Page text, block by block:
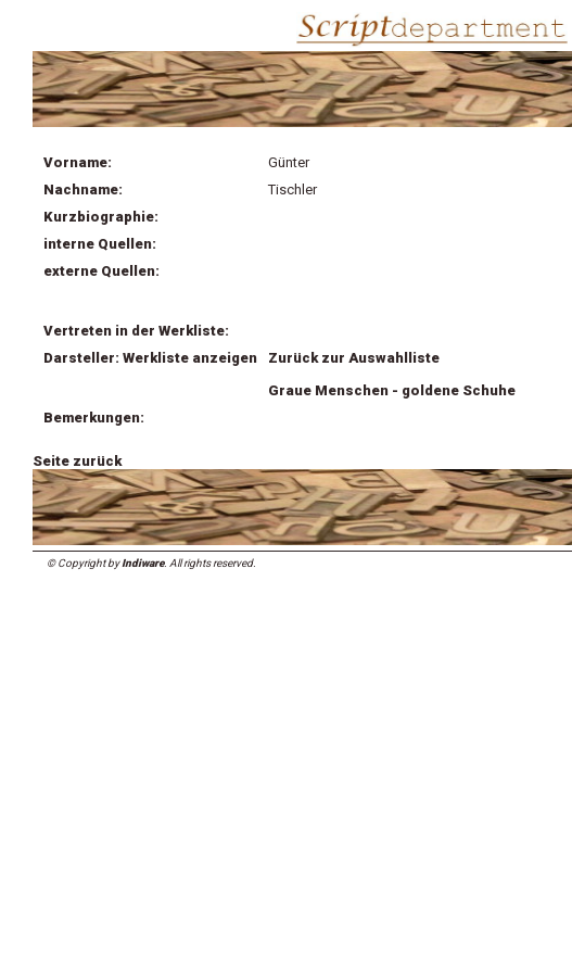
Vorname:
Günter
Nachname:
Tischler
Kurzbiographie:
interne Quellen:
externe Quellen:
Vertreten in der Werkliste:
Darsteller: Werkliste anzeigen
Zurück zur Auswahlliste
Graue Menschen - goldene Schuhe
Bemerkungen:
Seite zurück
© Copyright byIndiware. All rights reserved.